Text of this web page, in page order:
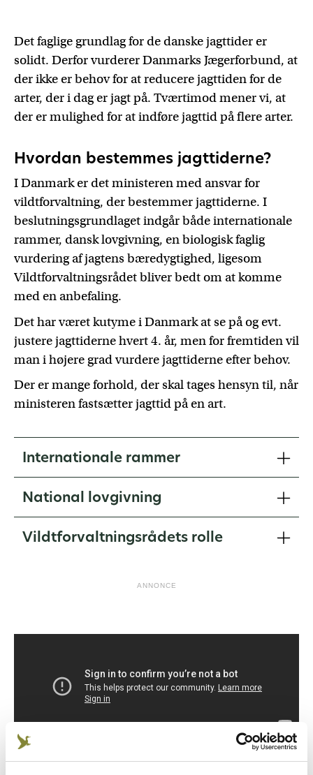
Det faglige grundlag for de danske jagttider er
solidt. Derfor vurderer Danmarks Jægerforbund, at
der ikke er behov for at reducere jagttiden for de
arter, der i dag er jagt på. Tværtimod mener vi, at
der er mulighed for at indføre jagttid på flere arter.
Hvordan bestemmes jagttiderne?
I Danmark er det ministeren med ansvar for
vildtforvaltning, der bestemmer jagttiderne. I
beslutningsgrundlaget indgår både internationale
rammer, dansk lovgivning, en biologisk faglig
vurdering af jagtens bæredygtighed, ligesom
Vildtforvaltningsrådet bliver bedt om at komme
med en anbefaling.
Det har været kutyme i Danmark at se på og evt.
justere jagttiderne hvert 4. år, men for fremtiden vil
man i højere grad vurdere jagttiderne efter behov.
Der er mange forhold, der skal tages hensyn til, når
ministeren fastsætter jagttid på en art.
Internationale rammer
National lovgivning
Vildtforvaltningsrådets rolle
ANNONCE